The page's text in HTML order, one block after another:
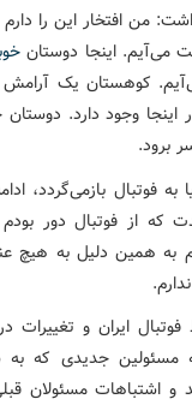
من افتخار این را
می‌آیم. اینجا دوستان
کوهستان یک
اینجا وجود دارد.
برود.
فوتبال بازمی‌گردد،
که از فوتبال دور
همین دلیل به هیچ
ایران و تغییرات
مسئولین جدیدی که
اشتباهات مسئولان قبلی